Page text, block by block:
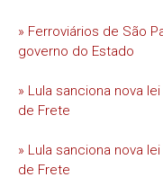
» Ferroviários de São
governo do Estado
» Lula sanciona nova
de Frete
» Lula sanciona nova
de Frete